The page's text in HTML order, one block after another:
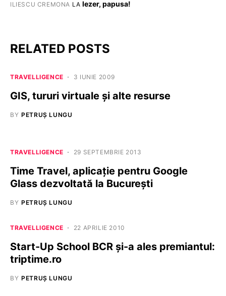
ILIESCU CREMONA LA Iezer, papusa!
RELATED POSTS
TRAVELLIGENCE 3 IUNIE 2009
GIS, tururi virtuale şi alte resurse
BY PETRUȘ LUNGU
TRAVELLIGENCE 29 SEPTEMBRIE 2013
Time Travel, aplicaţie pentru Google
Glass dezvoltată la Bucureşti
BY PETRUȘ LUNGU
TRAVELLIGENCE 22 APRILIE 2010
Start-Up School BCR şi-a ales premiantul:
triptime.ro
BY PETRUȘ LUNGU